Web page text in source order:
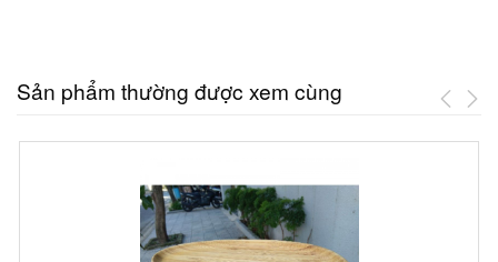
Sản phẩm thường được xem cùng